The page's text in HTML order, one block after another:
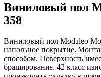
Виниловый пол
358
Виниловый пол Moduleo
напольное покрытие.
способом. Поверхность
браширование. 42 класс